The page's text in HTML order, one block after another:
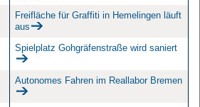
Freifläche für Graffiti in Hemelingen läuft
aus
Spielplatz Gohgräfenstraße wird saniert
Autonomes Fahren im Reallabor Bremen